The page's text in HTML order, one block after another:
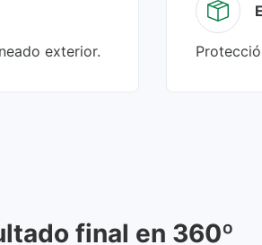
exterior.
final en 360º